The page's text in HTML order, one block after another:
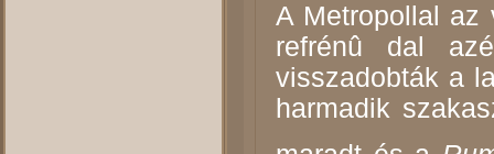
A Metropollal
refrénû dal
visszadobták a
harmadik